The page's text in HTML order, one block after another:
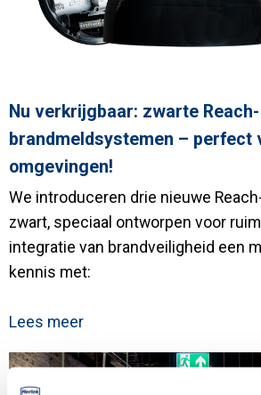
Nu verkrijgbaar: zwarte Reach-
brandmeldsystemen – perfect
omgevingen!
We introduceren drie nieuwe
zwart, speciaal ontworpen voor
integratie van brandveiligheid een
kennis met:
Lees meer